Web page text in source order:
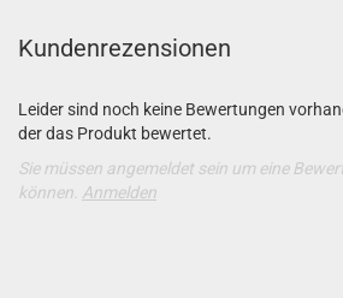
Kundenrezensionen
Leider sind noch keine Bewertungen
der das Produkt bewertet.
Sie müssen angemeldet sein um eine
können. Anmelden